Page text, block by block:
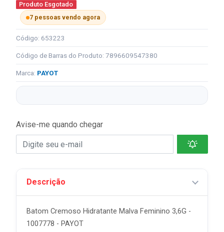
Produto Esgotado
7 pessoas vendo agora
Código: 653223
Código de Barras do Produto: 7896609547380
Marca: PAYOT
Avise-me quando chegar
Descrição
Batom Cremoso Hidratante Malva Feminino 3,6G -
1007778 - PAYOT